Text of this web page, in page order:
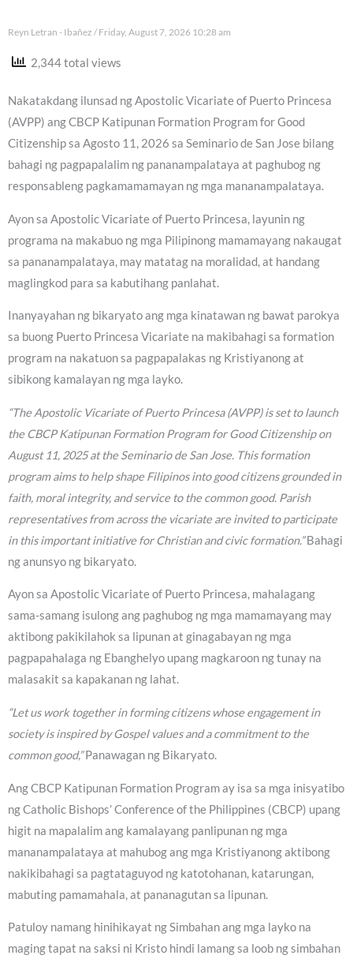
Reyn Letran - Ibañez Friday, August 7, 2026 10:28 am
2,344 total views
Nakatakdang ilunsad ng Apostolic Vicariate of Puerto Princesa
(AVPP) ang CBCP Katipunan Formation Program for Good
Citizenship sa Agosto 11, 2026 sa Seminario de San Jose bilang
bahagi ng pagpapalalim ng pananampalataya at paghubog ng
responsableng pagkamamamayan ng mga mananampalataya.
Ayon sa Apostolic Vicariate of Puerto Princesa, layunin ng
programa na makabuo ng mga Pilipinong mamamayang nakaugat
sa pananampalataya, may matatag na moralidad, at handang
maglingkod para sa kabutihang panlahat.
Inanyayahan ng bikaryato ang mga kinatawan ng bawat parokya
sa buong Puerto Princesa Vicariate na makibahagi sa formation
program na nakatuon sa pagpapalakas ng Kristiyanong at
sibikong kamalayan ng mga layko.
“The Apostolic Vicariate of Puerto Princesa (AVPP) is set to launch
the CBCP Katipunan Formation Program for Good Citizenship on
August 11, 2025 at the Seminario de San Jose. This formation
program aims to help shape Filipinos into good citizens grounded in
faith, moral integrity, and service to the common good. Parish
representatives from across the vicariate are invited to participate
in this important initiative for Christian and civic formation.”Bahagi
ng anunsyo ng bikaryato.
Ayon sa Apostolic Vicariate of Puerto Princesa, mahalagang
sama-samang isulong ang paghubog ng mga mamamayang may
aktibong pakikilahok sa lipunan at ginagabayan ng mga
pagpapahalaga ng Ebanghelyo upang magkaroon ng tunay na
malasakit sa kapakanan ng lahat.
“Let us work together in forming citizens whose engagement in
society is inspired by Gospel values and a commitment to the
common good,”Panawagan ng Bikaryato.
Ang CBCP Katipunan Formation Program ay isa sa mga inisyatibo
ng Catholic Bishops’ Conference of the Philippines (CBCP) upang
higit na mapalalim ang kamalayang panlipunan ng mga
mananampalataya at mahubog ang mga Kristiyanong aktibong
nakikibahagi sa pagtataguyod ng katotohanan, katarungan,
mabuting pamamahala, at pananagutan sa lipunan.
Patuloy namang hinihikayat ng Simbahan ang mga layko na
maging tapat na saksi ni Kristo hindi lamang sa loob ng simbahan